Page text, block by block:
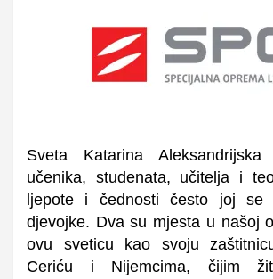
Sveta Katarina
učenika, studenata, učitelja i
ljepote i čednosti često joj se
djevojke. Dva su mjesta u našoj
ovu sveticu kao svoju
Ceriću i Nijemcima, čijim